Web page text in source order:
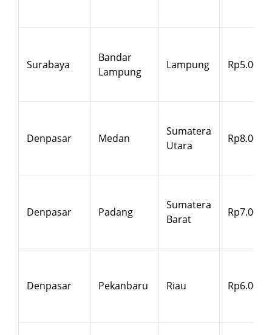
Surabaya
Bandar
Lampung
Lampung Rp5.000
Denpasar Medan
Sumatera
Utara
Rp8.000
Denpasar Padang
Sumatera
Barat
Rp7.000
Denpasar Pekanbaru Riau Rp6.000